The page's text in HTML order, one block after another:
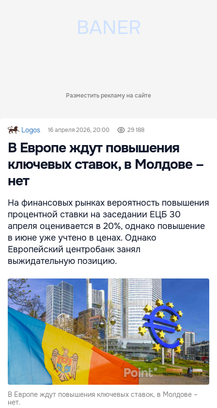
Разместить рекламу на сайте
Logos 16 апреля 2026, 20:00 29 188
В Европе ждут повышения
ключевых ставок, в Молдове –
нет
На финансовых рынках вероятность повышения
процентной ставки на заседании ЕЦБ 30
апреля оценивается в 20%, однако повышение
в июне уже учтено в ценах. Однако
Европейский центробанк занял
выжидательную позицию.
В Европе ждут повышения ключевых ставок, в Молдове –
нет.